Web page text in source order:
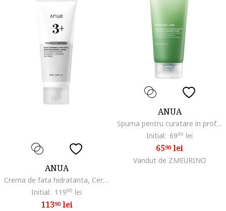
ANUA
Crema de fata hidratanta, Ceramide 3 + Panthenol, 100 ml
Initial: 11990 lei
11390lei
ANUA
Spuma pentru curatare in profunzime cu extract de Houttuyndwqfia Cordata si quercetina, 150ml, Normal
Initial: 6990 lei
6590lei
Vandut de ZMEURINO